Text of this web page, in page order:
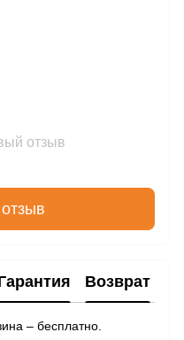
отзыв
Возврат
– бесплатно.